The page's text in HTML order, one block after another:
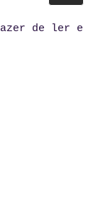
de ler e